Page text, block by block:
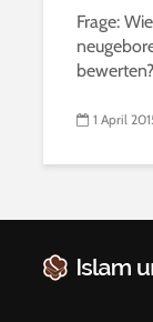
Frage:
1 April